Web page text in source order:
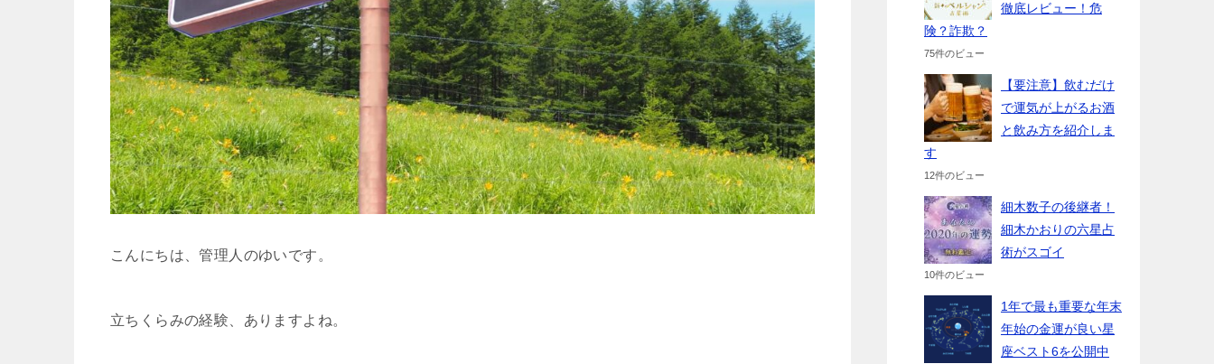
こんにちは、管理人のゆいです。
立ちくらみの経験、ありますよね。
徹底レビュー！危
険？詐欺？
75件のビュー
【要注意】飲むだけ
で運気が上がるお酒
と飲み方を紹介しま
す
12件のビュー
細木数子の後継者！
細木かおりの六星占
術がスゴイ
10件のビュー
1年で最も重要な年末
年始の金運が良い星
座ベスト6を公開中